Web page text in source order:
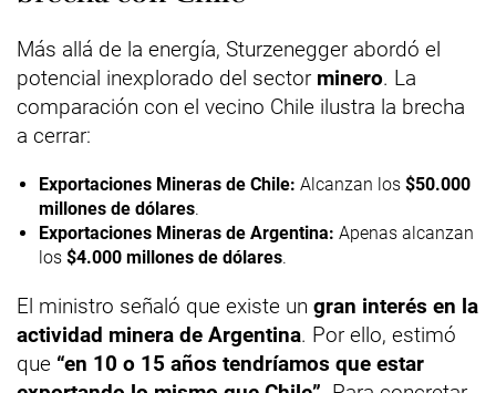
Más allá de la energía, Sturzenegger abordó el
potencial inexplorado del sector minero. La
comparación con el vecino Chile ilustra la brecha
a cerrar:
Exportaciones Mineras de Chile: Alcanzan los $50.000
millones de dólares.
Exportaciones Mineras de Argentina: Apenas alcanzan
los $4.000 millones de dólares.
El ministro señaló que existe un gran interés en la
actividad minera de Argentina. Por ello, estimó
que “en 10 o 15 años tendríamos que estar